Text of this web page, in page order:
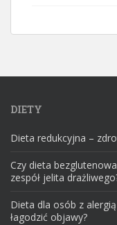
DIETY
Dieta redukcyjna –
Czy dieta
zespół jelita
Dieta dla osób z
łagodzić objawy?